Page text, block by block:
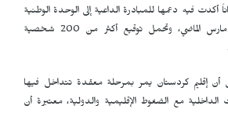
أكدت فيه دعمها للمبادرة الداعية إلى الوحدة الوطنية
والتي أطلقت في 19 آذار/مارس الماضي، وتحمل توقيع أكثر من 200 شخصية
أن إقليم كردستان يمر بمرحلة معقدة تتداخل فيها
الداخلية مع الضغوط الإقليمية والدولية، معتبرة أن